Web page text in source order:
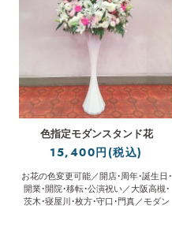
色指定モダンスタンド花
15,400円(税込)
お花の色変更可能／開店・周年・誕生日・
開業・開院・移転・公演祝い／大阪高槻・
茨木・寝屋川・枚方・守口・門真／モダン